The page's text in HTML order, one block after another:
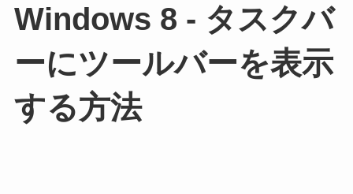
Windows 8 - タスクバ
ーにツールバーを表示
する方法